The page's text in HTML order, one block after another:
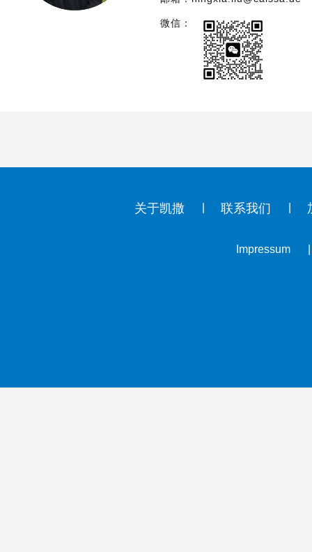
微信：
关于凯撒 联系我们
Impressum